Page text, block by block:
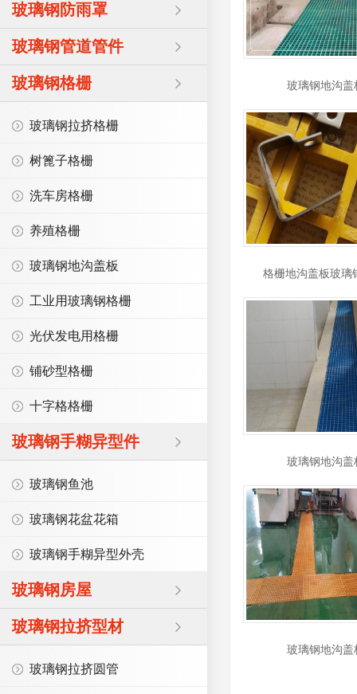
玻璃钢防雨罩
玻璃钢管道管件
玻璃钢格栅
玻璃钢拉挤格栅
树篦子格栅
洗车房格栅
养殖格栅
玻璃钢地沟盖板
工业用玻璃钢格栅
光伏发电用格栅
铺砂型格栅
十字格格栅
玻璃钢手糊异型件
玻璃钢鱼池
玻璃钢花盆花箱
玻璃钢手糊异型外壳
玻璃钢房屋
玻璃钢拉挤型材
玻璃钢拉挤圆管
玻璃钢地沟盖
格栅地沟盖板玻璃
玻璃钢地沟盖
玻璃钢地沟盖